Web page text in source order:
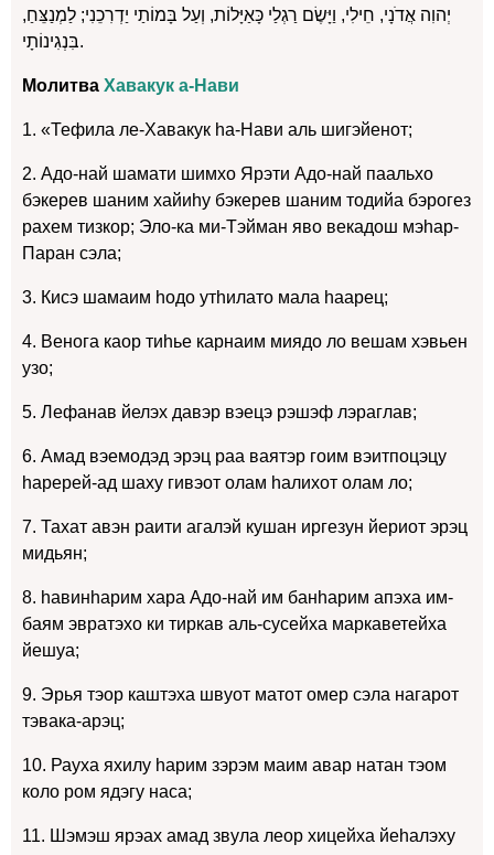
יְהוִה אֲדֹנָי, חֵילִי, וַיָּשֶׂם רַגְלַי כָּאַיָּלוֹת, וְעַל בָּמוֹתַי יַדְרִכֵנִי; לַמְנַצֵּחַ,
בִּנְגִינוֹתָי.
Молитва Хавакук а-Нави
1. «Тефила ле-Хавакук hа-Нави аль шигэйенот;
2. Адо-най шамати шимхо Ярэти Адо-най паальхо
бэкерев шаним хайиhу бэкерев шаним тодийа бэрогез
рахем тизкор; Эло-ка ми-Тэйман яво векадош мэhар-
Паран сэла;
3. Кисэ шамаим hодо утhилато мала hаарец;
4. Венога каор тиhье карнаим миядо ло вешам хэвьен
узо;
5. Лефанав йелэх давэр вэецэ рэшэф лэраглав;
6. Амад вэемодэд эрэц раа ваятэр гоим вэитпоцэцу
hаререй-ад шаху гивэот олам hалихот олам ло;
7. Тахат авэн раити агалэй кушан иргезун йериот эрэц
мидьян;
8. hавинhарим хара Адо-най им банhарим апэха им-
баям эвратэхо ки тиркав аль-сусейха маркаветейха
йешуа;
9. Эрья тэор каштэха швуот матот омер сэла нагарот
тэвака-арэц;
10. Рауха яхилу hарим зэрэм маим авар натан тэом
коло ром ядэгу наса;
11. Шэмэш ярэах амад звула леор хицейха йеhалэху